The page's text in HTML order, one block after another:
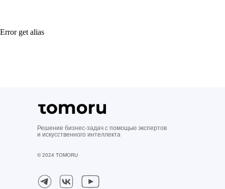
Error get alias
© 2024 TOMORU
Решение бизнес-задач с помощью экспертов
и искусственного интеллекта